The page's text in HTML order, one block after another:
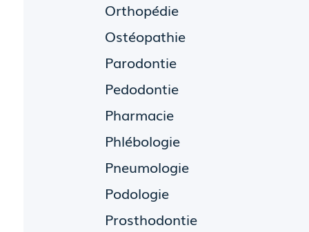
Orthopédie
Ostéopathie
Parodontie
Pedodontie
Pharmacie
Phlébologie
Pneumologie
Podologie
Prosthodontie